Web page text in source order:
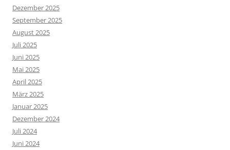
Dezember 2025
September 2025
August 2025
Juli 2025
Juni 2025
Mai 2025
April 2025
März 2025
Januar 2025
Dezember 2024
Juli 2024
Juni 2024